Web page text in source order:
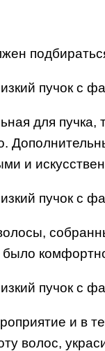
для пучка,
и
было
и в
волос,